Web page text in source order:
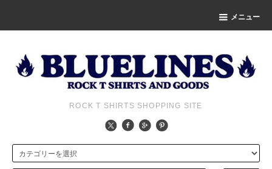
メニュー
ROCK T SHIRTS SHOPPING SITE